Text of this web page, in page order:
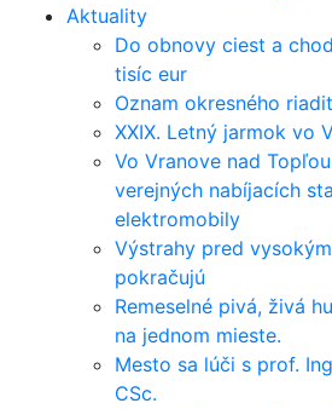
Aktuality
Do obnovy ciest a
tisíc eur
Oznam okresného
XXIX. Letný jarmok vo
Vo Vranove nad
verejných nabíjacích
elektromobily
Výstrahy pred
pokračujú
Remeselné pivá, živá
na jednom mieste.
Mesto sa lúči s prof.
CSc.